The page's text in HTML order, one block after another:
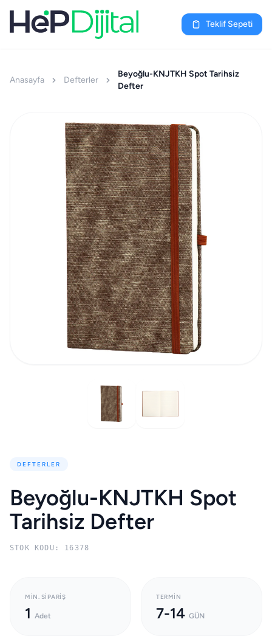
Teklif Sepeti
Anasayfa Defterler
Beyoğlu-KNJTKH Spot Tarihsiz
Defter
DEFTERLER
Beyoğlu-KNJTKH Spot
Tarihsiz Defter
STOK KODU: 16378
MIN. SIPARIŞ
1 Adet
TERMIN
7-14 GÜN